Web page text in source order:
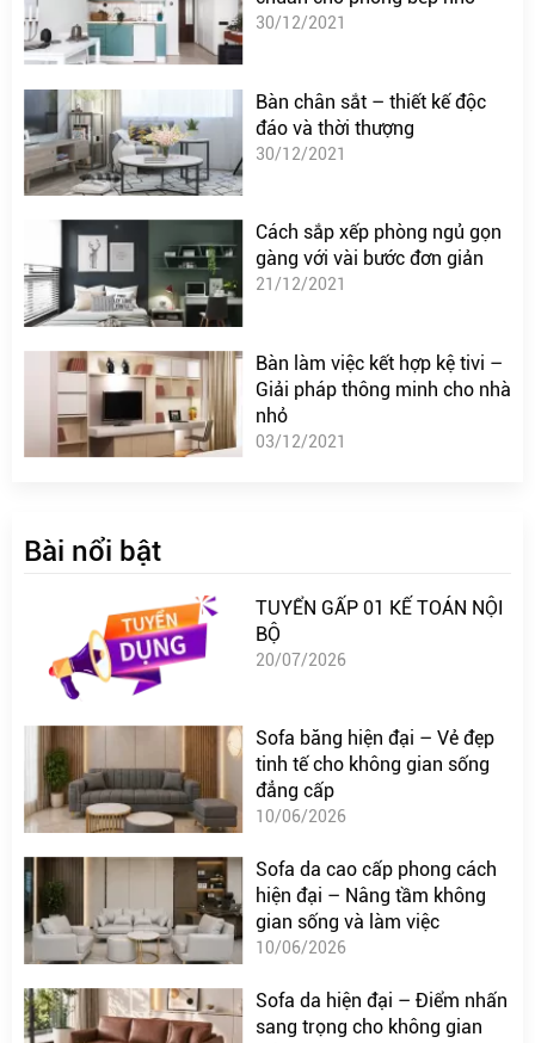
30/12/2021
Bàn chân sắt – thiết kế độc
đáo và thời thượng
30/12/2021
Cách sắp xếp phòng ngủ gọn
gàng với vài bước đơn giản
21/12/2021
Bàn làm việc kết hợp kệ tivi –
Giải pháp thông minh cho nhà
nhỏ
03/12/2021
Bài nổi bật
TUYỂN GẤP 01 KẾ TOÁN NỘI
BỘ
20/07/2026
Sofa băng hiện đại – Vẻ đẹp
tinh tế cho không gian sống
đẳng cấp
10/06/2026
Sofa da cao cấp phong cách
hiện đại – Nâng tầm không
gian sống và làm việc
10/06/2026
Sofa da hiện đại – Điểm nhấn
sang trọng cho không gian